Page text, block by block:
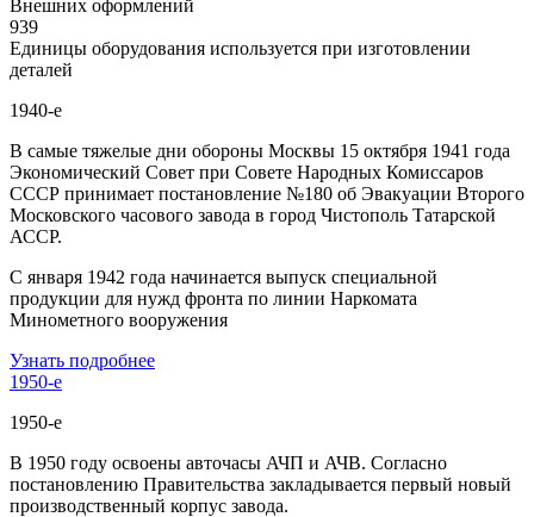
Внешних оформлений
939
Единицы оборудования используется при изготовлении
деталей
1940-е
В самые тяжелые дни обороны Москвы 15 октября 1941 года
Экономический Совет при Совете Народных Комиссаров
СССР принимает постановление №180 об Эвакуации Второго
Московского часового завода в город Чистополь Татарской
АССР.
С января 1942 года начинается выпуск специальной
продукции для нужд фронта по линии Наркомата
Минометного вооружения
Узнать подробнее
1950-е
1950-е
В 1950 году освоены авточасы АЧП и АЧВ. Согласно
постановлению Правительства закладывается первый новый
производственный корпус завода.